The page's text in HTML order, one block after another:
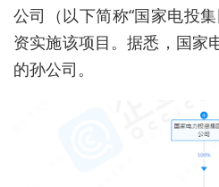
公司（以下简称“国家电投
资实施该项目。据悉，国家
的孙公司。